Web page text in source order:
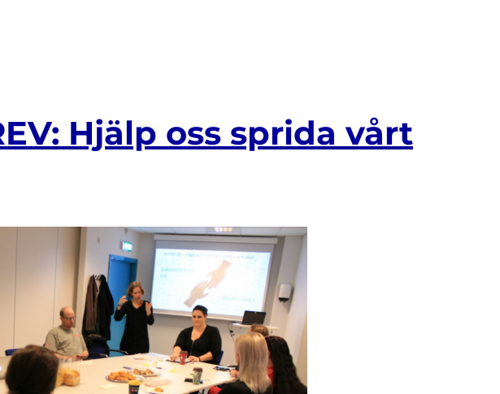
Hjälp oss sprida vårt